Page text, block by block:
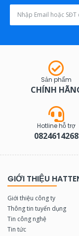
Sản phẩm
CHÍNH
Hotline hỗ trợ
0824614268
GIỚI THIỆU
Giới thiệu công ty
Thông tin tuyển dụng
Tin công nghệ
Tin tức